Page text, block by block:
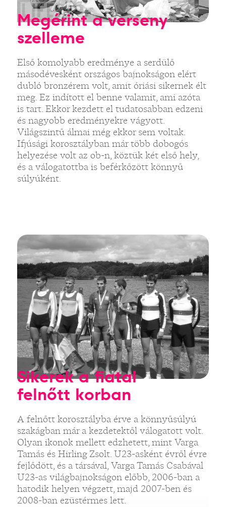
Megérint a verseny
szelleme
Első komolyabb eredménye a serdülő
másodévesként országos bajnokságon elért
dubló bronzérem volt, amit óriási sikernek élt
meg. Ez indított el benne valamit, ami azóta
is tart. Ekkor kezdett el tudatosabban edzeni
és nagyobb eredményekre vágyott.
Világszintű álmai még ekkor sem voltak.
Ifjúsági korosztályban már több dobogós
helyezése volt az ob-n, köztük két első hely,
és a válogatottba is beférkőzött könnyű
súlyúként.
Sikerek a fiatal
felnőtt korban
A felnőtt korosztályba érve a könnyűsúlyú
szakágban már a kezdetektől válogatott volt.
Olyan ikonok mellett edzhetett, mint Varga
Tamás és Hirling Zsolt. U23-asként évről évre
fejlődött, és a társával, Varga Tamás Csabával
U23-as világbajnokságon előbb, 2006-ban a
hatodik helyen végzett, majd 2007-ben és
2008-ban ezüstérmes lett.